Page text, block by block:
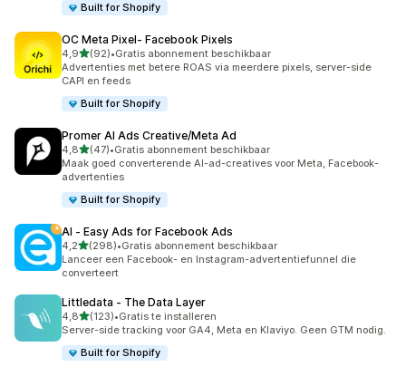
Built for Shopify
OC Meta Pixel‑ Facebook Pixels
4,9van 5 sterren
(92)
92 recensies in totaal
•Gratis abonnement beschikbaar
Advertenties met betere ROAS via meerdere pixels, server-side
CAPI en feeds
Built for Shopify
Promer AI Ads Creative/Meta Ad
4,8van 5 sterren
(47)
47 recensies in totaal
•Gratis abonnement beschikbaar
Maak goed converterende AI-ad-creatives voor Meta, Facebook-
advertenties
Built for Shopify
AI ‑ Easy Ads for Facebook Ads
4,2van 5 sterren
(298)
298 recensies in totaal
•Gratis abonnement beschikbaar
Lanceer een Facebook- en Instagram-advertentiefunnel die
converteert
Littledata ‑ The Data Layer
4,8van 5 sterren
(123)
123 recensies in totaal
•Gratis te installeren
Server-side tracking voor GA4, Meta en Klaviyo. Geen GTM nodig.
Built for Shopify